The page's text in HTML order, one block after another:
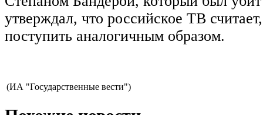
утверждал, что российское ТВ
поступить аналогичным образом.
(ИА "Государственные вести")